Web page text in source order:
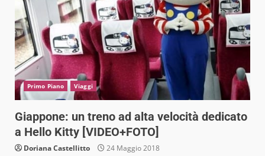
Primo Piano Viaggi
Giappone: un treno ad alta velocità dedicato
a Hello Kitty [VIDEO+FOTO]
Doriana Castellitto 24 Maggio 2018